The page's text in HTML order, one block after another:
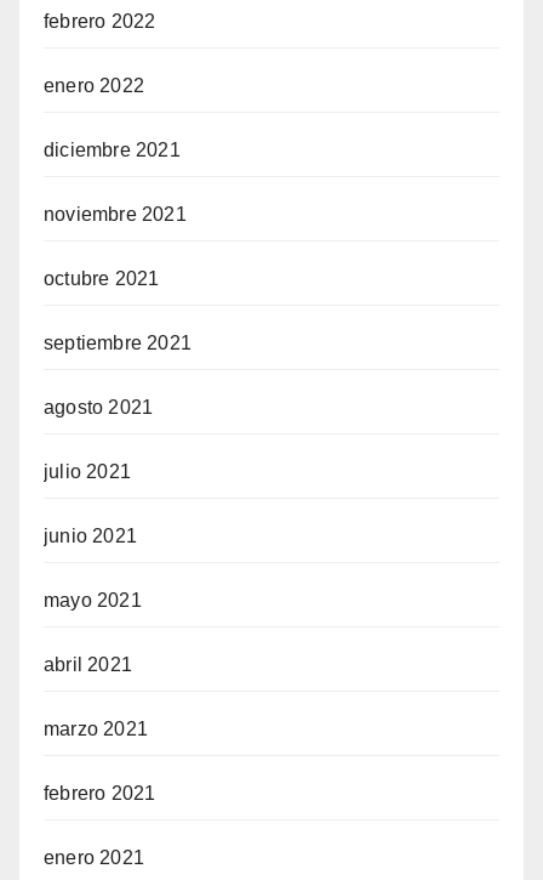
febrero 2022
enero 2022
diciembre 2021
noviembre 2021
octubre 2021
septiembre 2021
agosto 2021
julio 2021
junio 2021
mayo 2021
abril 2021
marzo 2021
febrero 2021
enero 2021